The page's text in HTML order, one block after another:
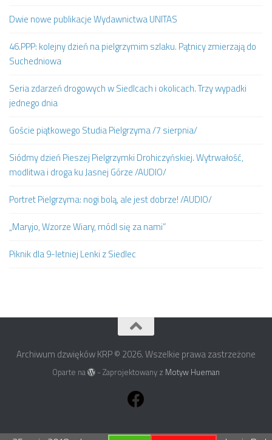
Dwie nowe publikacje Wydawnictwa UNITAS
46.PPP: kolejny dzień na pielgrzymim szlaku. Pątnicy zmierzają do
Suchedniowa
Seria zdarzeń drogowych w Siedlcach i okolicach. Trzy wypadki
jednego dnia
Goście piątkowego Studia Pielgrzyma /7 sierpnia/
Siódmy dzień Pieszej Pielgrzymki Drohiczyńskiej. Wytrwałość,
modlitwa i droga ku Jasnej Górze /AUDIO/
Portret Pielgrzyma: nogi bolą, ale jest dobrze! /AUDIO/
„Maryjo, Wzorze Wiary, módl się za nami”
Piknik dla 9-letniej Lenki z Siedlec
Archiwum dzwięków KRP © 2026. Wszelkie prawa zastrzeżone
Oparte na - Zaprojektowany z Motyw Hueman